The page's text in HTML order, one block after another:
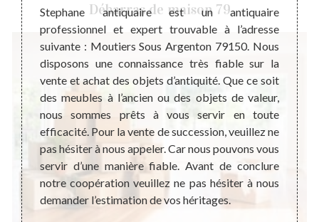
Débarras de maison 79
de
Stephane antiquaire est un antiquaire
professionnel et expert trouvable à l’adresse
suivante : Moutiers Sous Argenton 79150. Nous
disposons une connaissance très fiable sur la
vente et achat des objets d’antiquité. Que ce soit
des meubles à l’ancien ou des objets de valeur,
nous sommes prêts à vous servir en toute
efficacité. Pour la vente de succession, veuillez ne
pas hésiter à nous appeler. Car nous pouvons vous
servir d’une manière fiable. Avant de conclure
notre coopération veuillez ne pas hésiter à nous
demander l’estimation de vos héritages.
et
de
de
faire